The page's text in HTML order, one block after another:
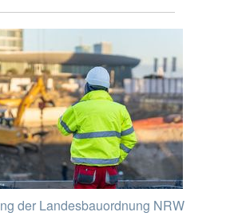
der Landesbauordnung NRW